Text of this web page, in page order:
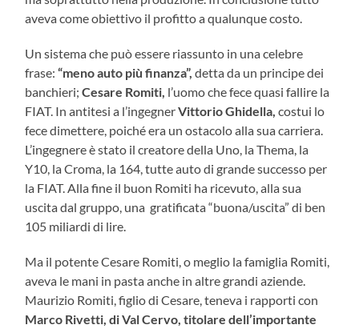
aveva come obiettivo il profitto a qualunque costo.
Un sistema che può essere riassunto in una celebre
frase:“meno auto più finanza”, detta da un principe dei
banchieri;Cesare Romiti, l’uomo che fece quasi fallire la
FIAT. In antitesi a l’ingegnerVittorio Ghidella, costui lo
fece dimettere, poiché era un ostacolo alla sua carriera.
L’ingegnere è stato il creatore della Uno, la Thema, la
Y10, la Croma, la 164, tutte auto di grande successo per
la FIAT. Alla fine il buon Romiti ha ricevuto, alla sua
uscita dal gruppo, una gratificata “buona/uscita” di ben
105 miliardi di lire.
Ma il potente Cesare Romiti, o meglio la famiglia Romiti,
aveva le mani in pasta anche in altre grandi aziende.
Maurizio Romiti, figlio di Cesare, teneva i rapporti con
Marco Rivetti, di Val Cervo, titolare dell’importante